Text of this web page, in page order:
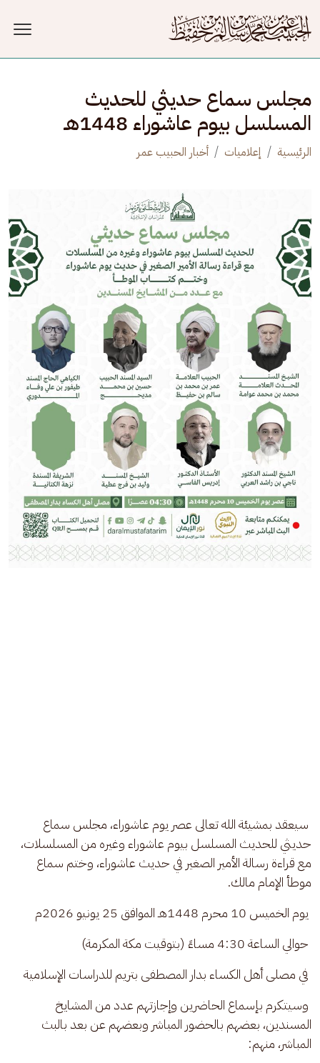
مجلس سماع حديثي للحديث
المسلسل بيوم عاشوراء 1448هـ
الرئيسية إعلاميات أخبار الحبيب عمر
سيعقد بمشيئة الله تعالى عصر يوم عاشوراء، مجلس سماع
حديثي للحديث المسلسل بيوم عاشوراء وغيره من المسلسلات،
مع قراءة رسالة الأمير الصغير في حديث عاشوراء، وختم سماع
موطأ الإمام مالك.
يوم الخميس 10 محرم 1448هـ الموافق 25 يونيو 2026م
حوالي الساعة 4:30 مساءً (بتوقيت مكة المكرمة)
في مصلى أهل الكساء بدار المصطفى بتريم للدراسات الإسلامية
وسيتكرم بإسماع الحاضرين وإجازتهم عدد من المشايخ
المسندين، بعضهم بالحضور المباشر وبعضهم عن بعد بالبث
المباشر، منهم: